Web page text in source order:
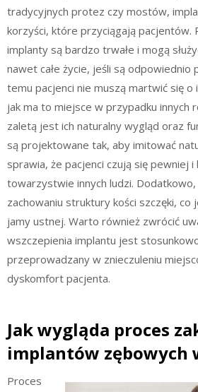
tradycyjnych protez czy mostów,
korzyści, które przyciągają pacjentów.
implanty są bardzo trwałe i mogą
nawet całe życie, jeśli są odpowiednio
temu pacjenci nie muszą martwić się o
jak ma to miejsce w przypadku innych
zaletą jest ich naturalny wygląd oraz
są projektowane tak, aby imitować
sprawia, że pacjenci czują się pewniej
towarzystwie innych ludzi.
zachowaniu struktury kości szczęki,
jamy ustnej. Warto również zwrócić
wszczepienia implantu jest
przeprowadzany w znieczuleniu
dyskomfort pacjenta.
Jak wygląda proces
implantów zębowych
Proces